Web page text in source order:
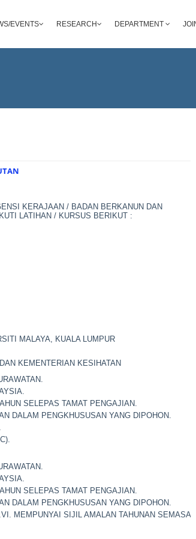
EVENTS RESEARCH DEPARTMENT
KERAJAAN / BADAN BERKANUN DAN
LATIHAN / KURSUS BERIKUT :
MALAYA, KUALA LUMPUR
KEMENTERIAN KESIHATAN
SELEPAS TAMAT PENGAJIAN.
DALAM PENGKHUSUSAN YANG DIPOHON.
SELEPAS TAMAT PENGAJIAN.
DALAM PENGKHUSUSAN YANG DIPOHON.
MEMPUNYAI SIJIL AMALAN TAHUNAN SEMASA